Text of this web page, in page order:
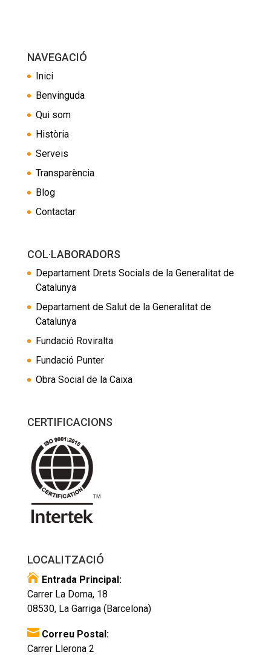
NAVEGACIÓ
Inici
Benvinguda
Qui som
Història
Serveis
Transparència
Blog
Contactar
COL·LABORADORS
Departament Drets Socials de la Generalitat de
Catalunya
Departament de Salut de la Generalitat de
Catalunya
Fundació Roviralta
Fundació Punter
Obra Social de la Caixa
CERTIFICACIONS
LOCALITZACIÓ
 Entrada Principal:
Carrer La Doma, 18
08530, La Garriga (Barcelona)
 Correu Postal:
Carrer Llerona 2